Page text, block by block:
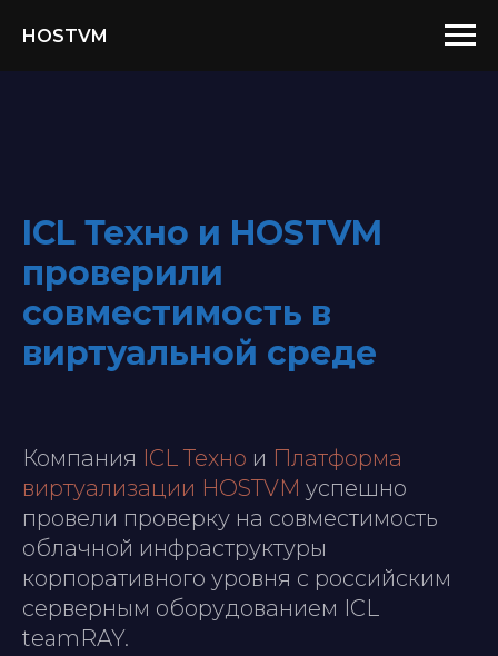
HOSTVM
ICL Техно и HOSTVM
проверили
совместимость в
виртуальной среде
Компания ICL Техно и Платформа
виртуализации HOSTVM успешно
провели проверку на совместимость
облачной инфраструктуры
корпоративного уровня с российским
серверным оборудованием ICL
teamRAY.